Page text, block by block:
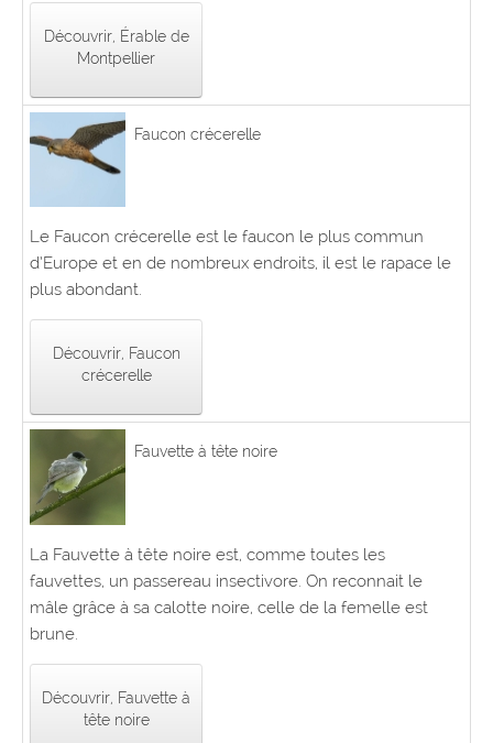
Découvrir, Érable de
Montpellier
Faucon crécerelle
Le Faucon crécerelle est le faucon le plus commun
d’Europe et en de nombreux endroits, il est le rapace le
plus abondant.
Découvrir, Faucon
crécerelle
Fauvette à tête noire
La Fauvette à tête noire est, comme toutes les
fauvettes, un passereau insectivore. On reconnait le
mâle grâce à sa calotte noire, celle de la femelle est
brune.
Découvrir, Fauvette à
tête noire